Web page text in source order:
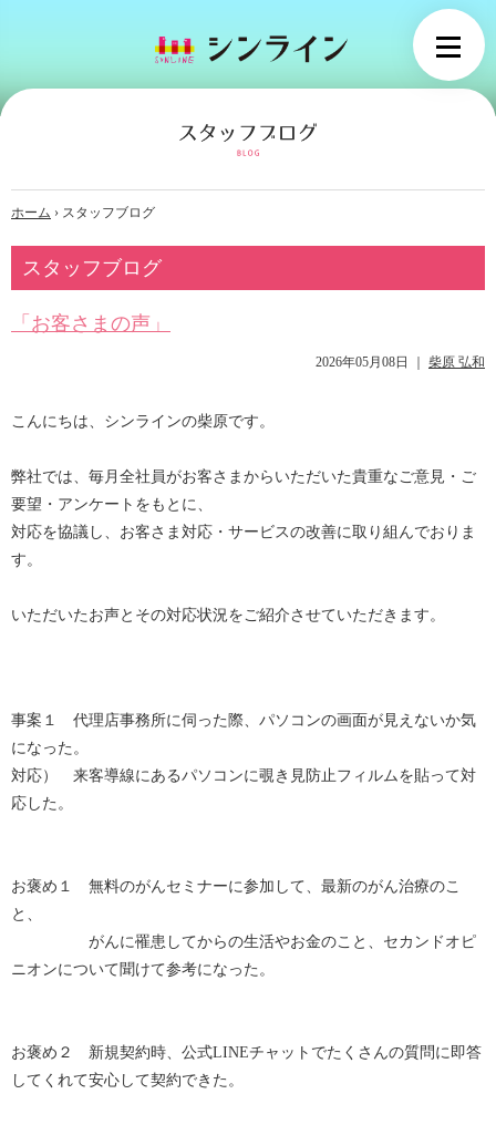
ホーム › スタッフブログ
スタッフブログ
「お客さまの声」
2026年05月08日 ｜ 柴原 弘和
こんにちは、シンラインの柴原です。
弊社では、毎月全社員がお客さまからいただいた貴重なご意見・ご
要望・アンケートをもとに、
対応を協議し、お客さま対応・サービスの改善に取り組んでおりま
す。
いただいたお声とその対応状況をご紹介させていただきます。
事案１ 代理店事務所に伺った際、パソコンの画面が見えないか気
になった。
対応） 来客導線にあるパソコンに覗き見防止フィルムを貼って対
応した。
お褒め１ 無料のがんセミナーに参加して、最新のがん治療のこ
と、
がんに罹患してからの生活やお金のこと、セカンドオピ
ニオンについて聞けて参考になった。
お褒め２ 新規契約時、公式LINEチャットでたくさんの質問に即答
してくれて安心して契約できた。